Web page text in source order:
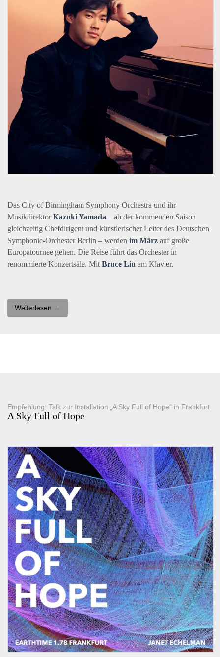
Das City of Birmingham Symphony Orchestra und ihr
MusikdirektorKazuki Yamada – ab der kommenden Saison
gleichzeitig Chefdirigent und künstlerischer Leiter des Deutschen
Symphonie-Orchester Berlin – werden im März auf große
Europatournee gehen. Die Reise führt das Orchester in
renommierte Konzertsäle. Mit Bruce Liu am Klavier.
Weiterlesen →
Empfehlung: Talk zur Installation „A Sky Full of Hope“ in Frankfurt
A Sky Full of Hope